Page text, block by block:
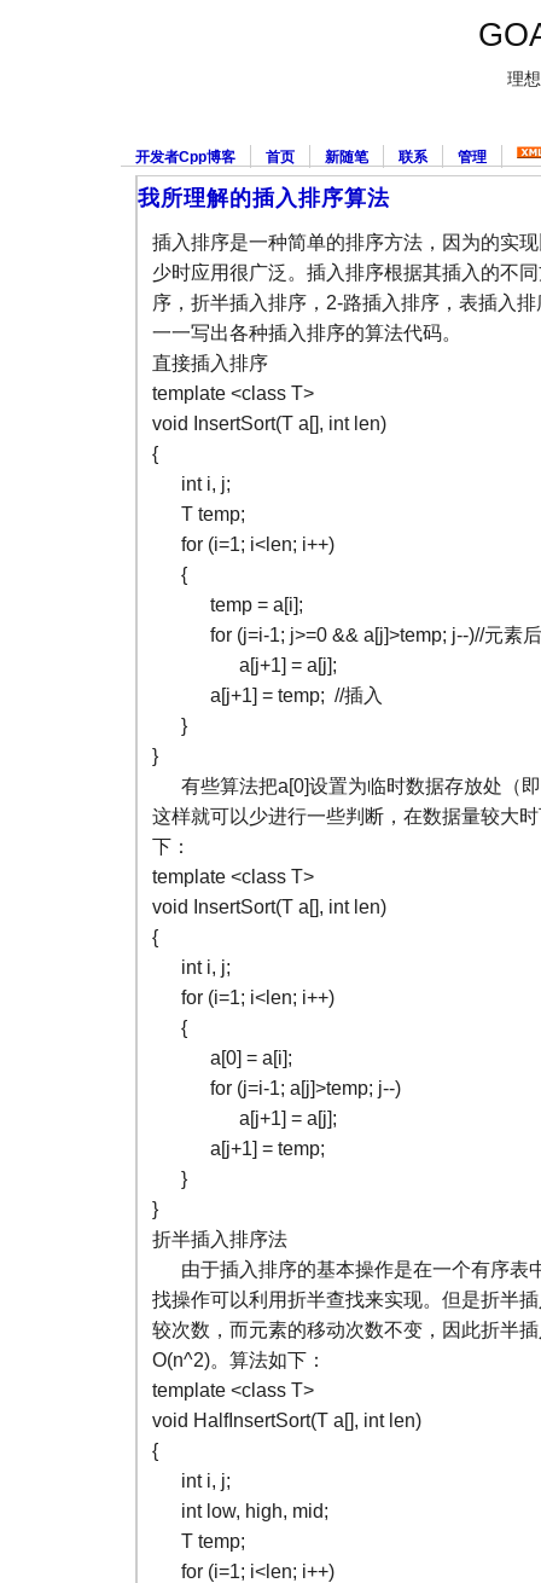
理
开发者Cpp博客 首页 新随笔 联系 管理
我所理解的插入排序算法
插入排序是一种简单的排序方法，因为的实
少时应用很广泛。插入排序根据其插入的不
序，折半插入排序，2-路插入排序，表插入
一一写出各种插入排序的算法代码。
直接插入排序
template <class T>
void InsertSort(T a[], int len)
{
int i, j;
T temp;
for (i=1; i<len; i++)
{
temp = a[i];
for (j=i-1; j>=0 && a[j]>temp; j--)//元素
a[j+1] = a[j];
a[j+1] = temp; //插入
}
}
有些算法把a[0]设置为临时数据存放处（
这样就可以少进行一些判断，在数据量较大
下：
template <class T>
void InsertSort(T a[], int len)
{
int i, j;
for (i=1; i<len; i++)
{
a[0] = a[i];
for (j=i-1; a[j]>temp; j--)
a[j+1] = a[j];
a[j+1] = temp;
}
}
折半插入排序法
由于插入排序的基本操作是在一个有序表
找操作可以利用折半查找来实现。但是折半
较次数，而元素的移动次数不变，因此折半
O(n^2)。算法如下：
template <class T>
void HalfInsertSort(T a[], int len)
{
int i, j;
int low, high, mid;
T temp;
for (i=1; i<len; i++)